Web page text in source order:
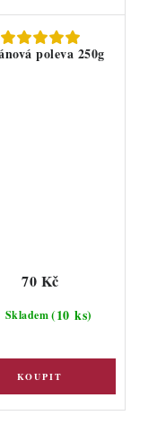
poleva 250g
Skladem(10 ks)
70 Kč